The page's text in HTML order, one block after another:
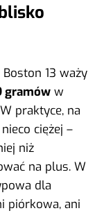
13 waży
gramów w
praktyce, na
ciężej –
niż
na plus. W
dla
piórkowa, ani